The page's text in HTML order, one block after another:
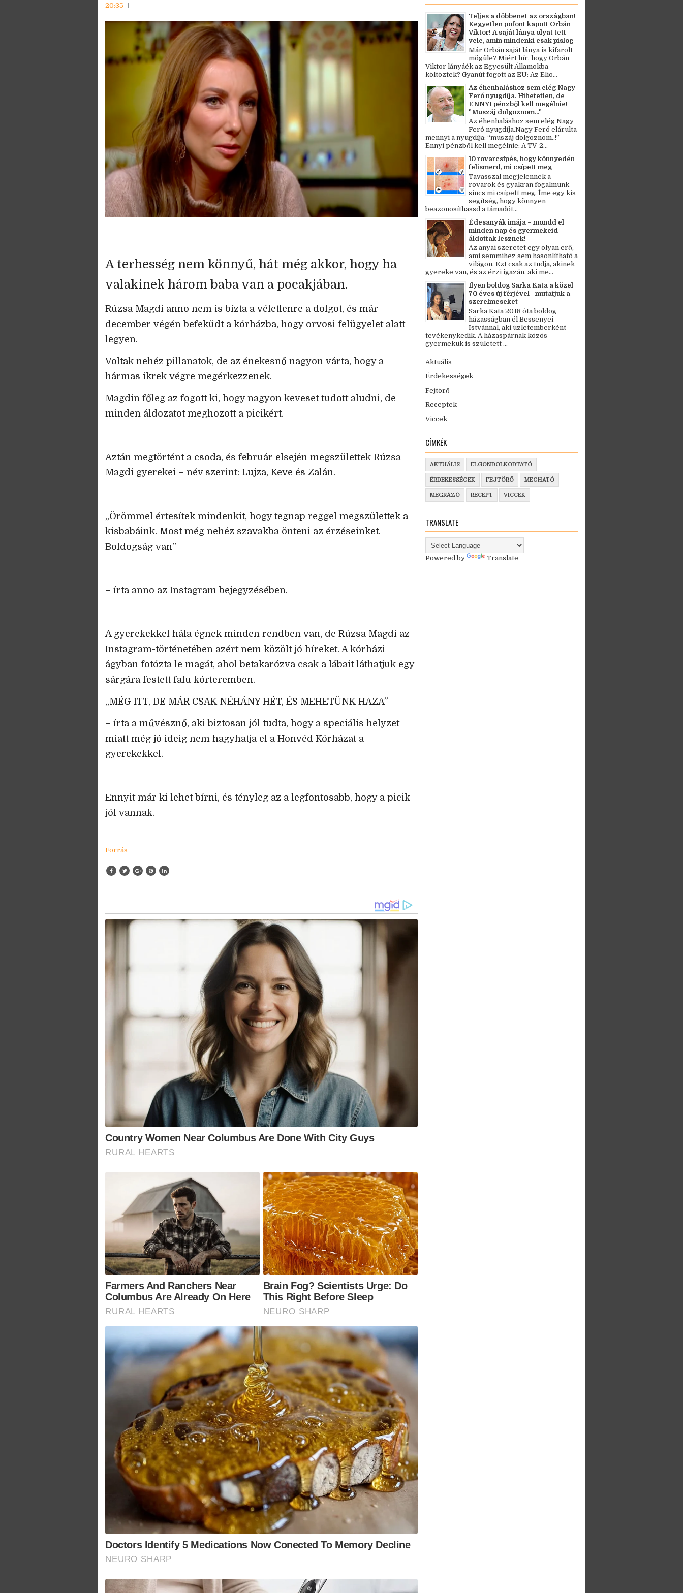
20:35
A terhesség nem könnyű, hát még akkor, hogy ha
valakinek három baba van a pocakjában.
Rúzsa Magdi anno nem is bízta a véletlenre a dolgot, és már
december végén befeküdt a kórházba, hogy orvosi felügyelet alatt
legyen.
Voltak nehéz pillanatok, de az énekesnő nagyon várta, hogy a
hármas ikrek végre megérkezzenek.
Magdin főleg az fogott ki, hogy nagyon keveset tudott aludni, de
minden áldozatot meghozott a picikért.
Aztán megtörtént a csoda, és február elsején megszülettek Rúzsa
Magdi gyerekei – név szerint: Lujza, Keve és Zalán.
„Örömmel értesítek mindenkit, hogy tegnap reggel megszülettek a
kisbabáink. Most még nehéz szavakba önteni az érzéseinket.
Boldogság van”
– írta anno az Instagram bejegyzésében.
A gyerekekkel hála égnek minden rendben van, de Rúzsa Magdi az
Instagram-történetében azért nem közölt jó híreket. A kórházi
ágyban fotózta le magát, ahol betakarózva csak a lábait láthatjuk egy
sárgára festett falu kórteremben.
„MÉG ITT, DE MÁR CSAK NÉHÁNY HÉT, ÉS MEHETÜNK HAZA”
– írta a művésznő, aki biztosan jól tudta, hogy a speciális helyzet
miatt még jó ideig nem hagyhatja el a Honvéd Kórházat a
gyerekekkel.
Ennyit már ki lehet bírni, és tényleg az a legfontosabb, hogy a picik
jól vannak.
Forrás
Country Women Near Columbus Are Done With City Guys
RURAL HEARTS
Farmers And Ranchers Near
Columbus Are Already On Here
RURAL HEARTS
Brain Fog? Scientists Urge: Do
This Right Before Sleep
NEURO SHARP
Doctors Identify 5 Medications Now Conected To Memory Decline
NEURO SHARP
Teljes a döbbenet az országban!
Kegyetlen pofont kapott Orbán
Viktor! A saját lánya olyat tett
vele, amin mindenki csak pislog
Már Orbán saját lánya is kifarolt
mögüle? Miért hír, hogy Orbán
Viktor lányáék az Egyesült Államokba
költöztek? Gyanút fogott az EU: Az Elio...
Az éhenhaláshoz sem elég Nagy
Feró nyugdíja. Hihetetlen, de
ENNYI pénzből kell megélnie!
"Muszáj dolgoznom..."
Az éhenhaláshoz sem elég Nagy
Feró nyugdíja.Nagy Feró elárulta
mennyi a nyugdíja: “muszáj dolgoznom..!”
Ennyi pénzből kell megélnie: A TV-2...
10 rovarcsípés, hogy könnyedén
felismerd, mi csípett meg
Tavasszal megjelennek a
rovarok és gyakran fogalmunk
sincs mi csípett meg. Íme egy kis
segítség, hogy könnyen
beazonosíthassd a támadót...
Édesanyák imája – mondd el
minden nap és gyermekeid
áldottak lesznek!
Az anyai szeretet egy olyan erő,
ami semmihez sem hasonlítható a
világon. Ezt csak az tudja, akinek
gyereke van, és az érzi igazán, aki me...
Ilyen boldog Sarka Kata a közel
70 éves új férjével– mutatjuk a
szerelmeseket
Sarka Kata 2018 óta boldog
házasságban él Bessenyei
Istvánnal, aki üzletemberként
tevékenykedik. A házaspárnak közös
gyermekük is született ...
Aktuális
Érdekességek
Fejtörő
Receptek
Viccek
CÍMKÉK
AKTUÁLIS ELGONDOLKODTATÓ
ÉRDEKESSÉGEK FEJTÖRŐ MEGHATÓ
MEGRÁZÓ RECEPT VICCEK
TRANSLATE
Powered by Translate